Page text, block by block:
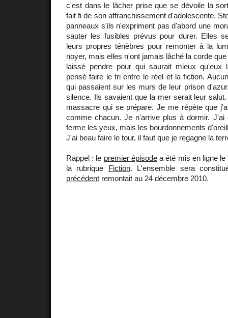
c'est dans le lâcher prise que se dévoile la
fait fi de son affranchissement d'adolescente.
panneaux s'ils n'expriment pas d'abord une
sauter les fusibles prévus pour durer. Elles
leurs propres ténèbres pour remonter à la
noyer, mais elles n'ont jamais lâché la corde
laissé pendre pour qui saurait mieux qu'eux
pensé faire le tri entre le réel et la fiction.
qui passaient sur les murs de leur prison
silence. Ils savaient que la mer serait leur
massacre qui se prépare. Je me répète que
comme chacun. Je n'arrive plus à dormir.
ferme les yeux, mais les bourdonnements
J'ai beau faire le tour, il faut que je regagne la
Rappel : le premier épisodea été mis en ligne le
la rubrique Fiction. L'ensemble sera
précédent remontait au 24 décembre 2010.